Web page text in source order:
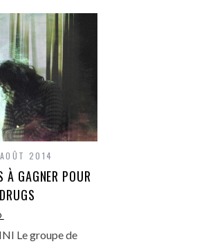
2014
À GAGNER POUR
Le groupe de